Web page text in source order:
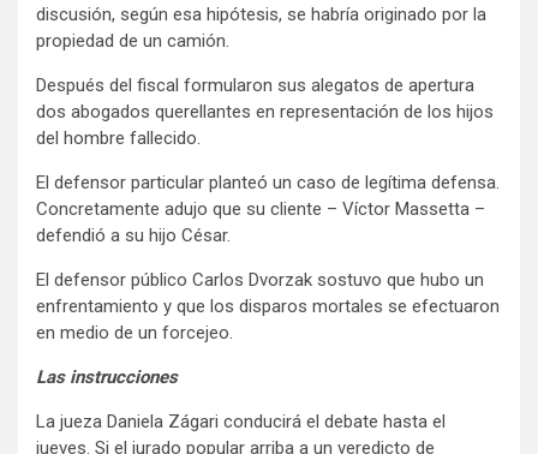
discusión, según esa hipótesis, se habría originado por la
propiedad de un camión.
Después del fiscal formularon sus alegatos de apertura
dos abogados querellantes en representación de los hijos
del hombre fallecido.
El defensor particular planteó un caso de legítima defensa.
Concretamente adujo que su cliente – Víctor Massetta –
defendió a su hijo César.
El defensor público Carlos Dvorzak sostuvo que hubo un
enfrentamiento y que los disparos mortales se efectuaron
en medio de un forcejeo.
Las instrucciones
La jueza Daniela Zágari conducirá el debate hasta el
jueves. Si el jurado popular arriba a un veredicto de